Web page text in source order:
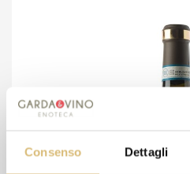
Consenso Dettagli